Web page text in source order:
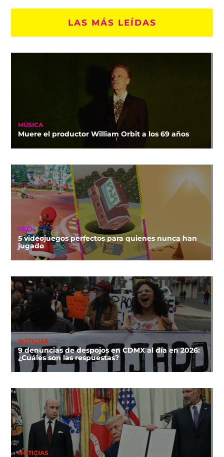
LAS MÁS LEÍDAS
MÚSICA
Muere el productor William Orbit a los 69 años
GEEK
5 videojuegos perfectos para quienes nunca han
jugado
NOTICIAS
9 denuncias de despojos en CDMX al día en 2026:
¿Cuáles son las respuestas?
NOTICIAS